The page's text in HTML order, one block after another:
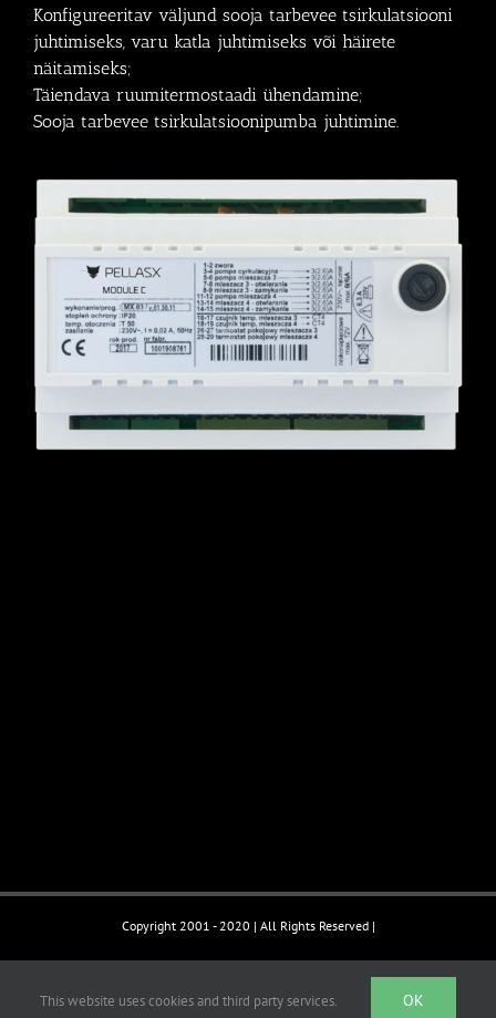
Konfigureeritav väljund sooja tarbevee tsirkulatsiooni
juhtimiseks, varu katla juhtimiseks või häirete
näitamiseks;
Täiendava ruumitermostaadi ühendamine;
Sooja tarbevee tsirkulatsioonipumba juhtimine.
Copyright 2001 - 2020 | All Rights Reserved |
FacebookEmail
This website uses cookies and third party services. OK